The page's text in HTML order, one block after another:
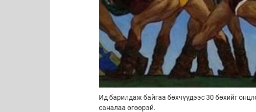
Ид барилдаж байгаа бөхчүүдээс 30 бөхийг
саналаа өгөөрэй.